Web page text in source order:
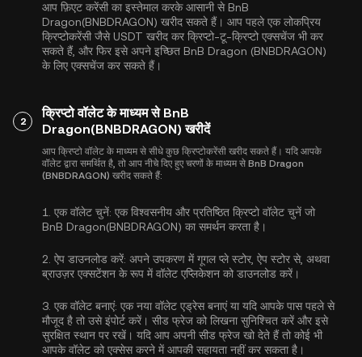
आप फ़िएट करेंसी का इस्तेमाल करके आसानी से BnB
Dragon(BNBDRAGON) खरीद सकते हैं। आप पहले एक लोकप्रिय
क्रिप्टोकरेंसी जैसेUSDT खरीद कर क्रिप्टो-टू-क्रिप्टो एक्सचेंज भी कर
सकते हैं, और फिर इसे अपने इच्छित BnB Dragon (BNBDRAGON)
के लिए एक्सचेंज कर सकते हैं।
2
क्रिप्टो वॉलेट के माध्यम से BnB
Dragon(BNBDRAGON) खरीदें
आप क्रिप्टो वॉलेट के माध्यम से सीधे कुछ क्रिप्टोकरेंसी खरीद सकते हैं। यदि आपके
वॉलेट द्वारा समर्थित है, तो आप नीचे दिए हुए चरणों के माध्यम से BnB Dragon
(BNBDRAGON) खरीद सकते हैं:
1. एक वॉलेट चुनें: एक विश्वसनीय और प्रतिष्ठित क्रिप्टो वॉलेट चुनें जो
BnB Dragon(BNBDRAGON) का समर्थन करता है।
2. ऐप डाउनलोड करें: अपने उपकरण में गूगल प्ले स्टोर, ऐप स्टोर से, अथवा
ब्राउज़र एक्सटेंशन के रूप में वॉलेट एप्लिकेशन को डाउनलोड करें।
3. एक वॉलेट बनाएं: एक नया वॉलेट एड्रेस बनाएं या यदि आपके पास पहले से
मौजूद है तो उसे इंपोर्ट करें। सीड फ्रेज को लिखना सुनिश्चित करें और इसे
सुरक्षित स्थान पर रखें। यदि आप अपनी सीड फ्रेज खो देते हैं तो कोई भी
आपके वॉलेट को एक्सेस करने में आपकी सहायता नहीं कर सकता है।